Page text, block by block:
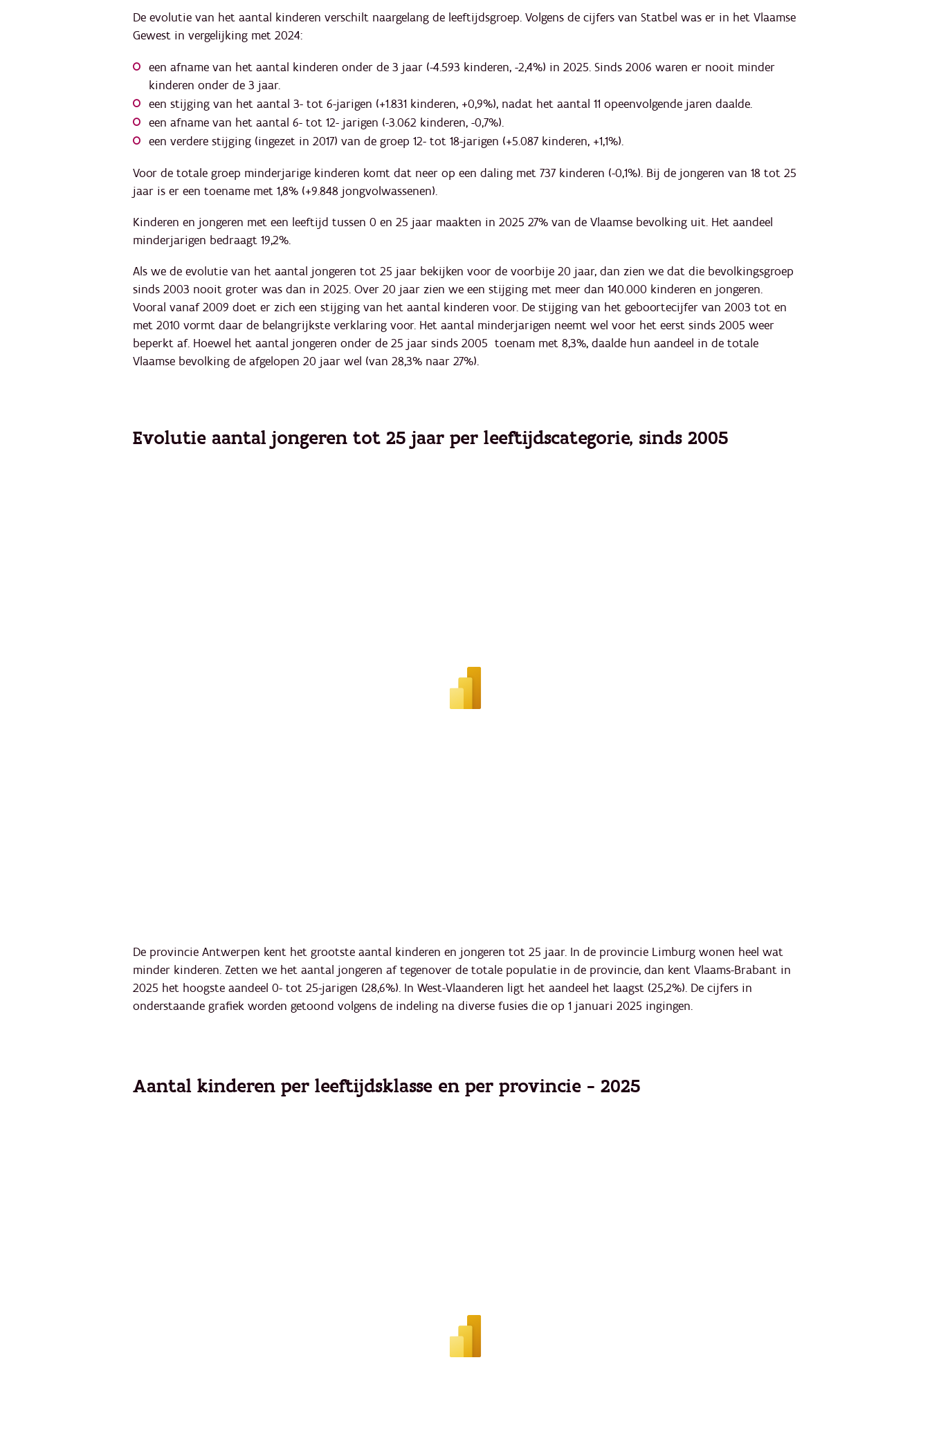
De evolutie van het aantal kinderen verschilt naargelang de leeftijdsgroep. Volgens de cijfers van Statbel was er in het Vlaamse
Gewest in vergelijking met 2024:
een afname van het aantal kinderen onder de 3 jaar (-4.593 kinderen, -2,4%) in 2025. Sinds 2006 waren er nooit minder
kinderen onder de 3 jaar.
een stijging van het aantal 3- tot 6-jarigen (+1.831 kinderen, +0,9%), nadat het aantal 11 opeenvolgende jaren daalde.
een afname van het aantal 6- tot 12- jarigen (-3.062 kinderen, -0,7%).
een verdere stijging (ingezet in 2017) van de groep 12- tot 18-jarigen (+5.087 kinderen, +1,1%).
Voor de totale groep minderjarige kinderen komt dat neer op een daling met 737 kinderen (-0,1%). Bij de jongeren van 18 tot 25
jaar is er een toename met 1,8% (+9.848 jongvolwassenen).
Kinderen en jongeren met een leeftijd tussen 0 en 25 jaar maakten in 2025 27% van de Vlaamse bevolking uit. Het aandeel
minderjarigen bedraagt 19,2%.
Als we de evolutie van het aantal jongeren tot 25 jaar bekijken voor de voorbije 20 jaar, dan zien we dat die bevolkingsgroep
sinds 2003 nooit groter was dan in 2025. Over 20 jaar zien we een stijging met meer dan 140.000 kinderen en jongeren.
Vooral vanaf 2009 doet er zich een stijging van het aantal kinderen voor. De stijging van het geboortecijfer van 2003 tot en
met 2010 vormt daar de belangrijkste verklaring voor. Het aantal minderjarigen neemt wel voor het eerst sinds 2005 weer
beperkt af. Hoewel het aantal jongeren onder de 25 jaar sinds 2005 toenam met 8,3%, daalde hun aandeel in de totale
Vlaamse bevolking de afgelopen 20 jaar wel (van 28,3% naar 27%).
Evolutie aantal jongeren tot 25 jaar per leeftijdscategorie, sinds 2005
De provincie Antwerpen kent het grootste aantal kinderen en jongeren tot 25 jaar. In de provincie Limburg wonen heel wat
minder kinderen. Zetten we het aantal jongeren af tegenover de totale populatie in de provincie, dan kent Vlaams-Brabant in
2025 het hoogste aandeel 0- tot 25-jarigen (28,6%). In West-Vlaanderen ligt het aandeel het laagst (25,2%). De cijfers in
onderstaande grafiek worden getoond volgens de indeling na diverse fusies die op 1 januari 2025 ingingen.
Aantal kinderen per leeftijdsklasse en per provincie - 2025